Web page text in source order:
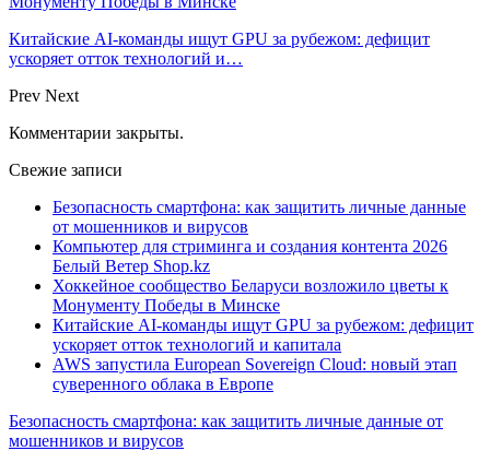
Китайские AI-команды ищут GPU за рубежом: дефицит
ускоряет отток технологий и…
Prev Next
Комментарии закрыты.
Свежие записи
Безопасность смартфона: как защитить личные данные
от мошенников и вирусов
Компьютер для стриминга и создания контента 2026
Белый Ветер Shop.kz
Хоккейное сообщество Беларуси возложило цветы к
Монументу Победы в Минске
Китайские AI-команды ищут GPU за рубежом: дефицит
ускоряет отток технологий и капитала
AWS запустила European Sovereign Cloud: новый этап
суверенного облака в Европе
Безопасность смартфона: как защитить личные данные от
мошенников и вирусов